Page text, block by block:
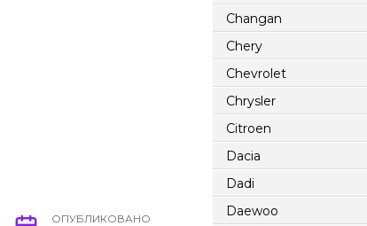
ОПУБЛИКОВАНО
Changan
Chery
Chevrolet
Chrysler
Citroen
Dacia
Dadi
Daewoo